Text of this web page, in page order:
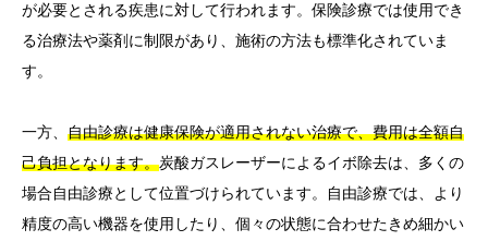
が必要とされる疾患に対して行われます。保険診療では使用でき
る治療法や薬剤に制限があり、施術の方法も標準化されていま
す。
一方、 自由診療は健康保険が適用されない治療で、費用は全額自
己負担となります。炭酸ガスレーザーによるイボ除去は、多くの
場合自由診療として位置づけられています。自由診療では、より
精度の高い機器を使用したり、個々の状態に合わせたきめ細かい